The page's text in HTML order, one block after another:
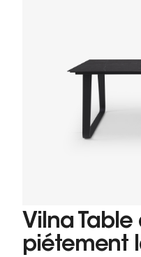
Vilna Table
piétement